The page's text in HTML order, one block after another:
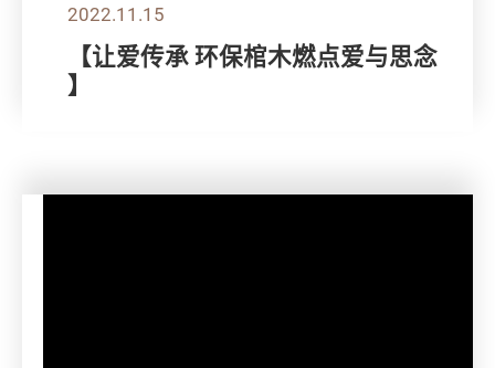
2022.11.15
【让爱传承 环保棺木燃点爱与思念
】